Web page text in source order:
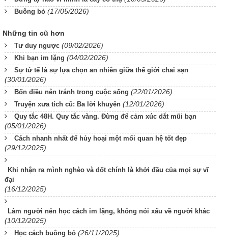
Buông bỏ (17/05/2026)
Những tin cũ hơn
Tư duy ngược (09/02/2026)
Khi bạn im lặng (04/02/2026)
Sự tử tế là sự lựa chọn an nhiên giữa thế giới chai sạn
(30/01/2026)
Bốn điều nên tránh trong cuộc sống (22/01/2026)
Truyện xưa tích cũ: Ba lời khuyên (12/01/2026)
Quy tắc 48H. Quy tắc vàng. Đừng để cảm xúc dắt mũi bạn
(05/01/2026)
Cách nhanh nhất để hủy hoại một mối quan hệ tốt đẹp
(29/12/2025)
Khi nhận ra mình nghèo và dốt chính là khởi đầu của mọi sự vĩ
đại
(16/12/2025)
Làm người nên học cách im lặng, không nói xấu về người khác
(10/12/2025)
Học cách buông bỏ (26/11/2025)